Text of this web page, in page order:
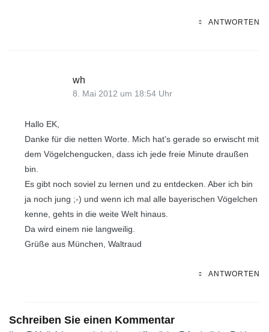
ANTWORTEN
wh
8. Mai 2012 um 18:54 Uhr
Hallo EK,
Danke für die netten Worte. Mich hat’s gerade so erwischt mit
dem Vögelchengucken, dass ich jede freie Minute draußen
bin.
Es gibt noch soviel zu lernen und zu entdecken. Aber ich bin
ja noch jung ;-) und wenn ich mal alle bayerischen Vögelchen
kenne, gehts in die weite Welt hinaus.
Da wird einem nie langweilig.
Grüße aus München, Waltraud
ANTWORTEN
Schreiben Sie einen Kommentar